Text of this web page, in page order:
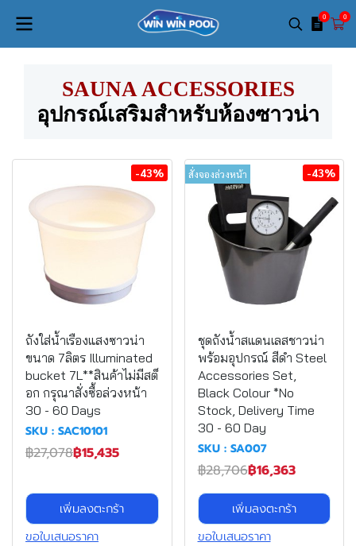
0 0
SAUNA ACCESSORIES
อุปกรณ์เสริมสำหรับห้องซาวน่า
-43%
ถังใส่น้ำเรืองแสงซาวน่า
ขนาด 7ลิตร Illuminated
bucket 7L**สินค้าไม่มีสต็
อก กรุณาสั่งซื้อล่วงหน้า
30 - 60 Days
SKU : SAC10101
฿27,078฿15,435
เพิ่มลงตะกร้า
ขอใบเสนอราคา
สั่งจองล่วงหน้า -43%
ชุดถังน้ำสแดนเลสชาวน่า
พร้อมอุปกรณ์ สีดำ Steel
Accessories Set,
Black Colour *No
Stock, Delivery Time
30 - 60 Day
SKU : SA007
฿28,706฿16,363
เพิ่มลงตะกร้า
ขอใบเสนอราคา